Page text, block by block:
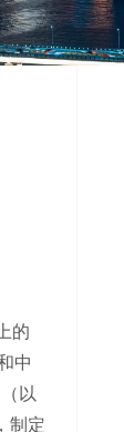
的
中
以
制定